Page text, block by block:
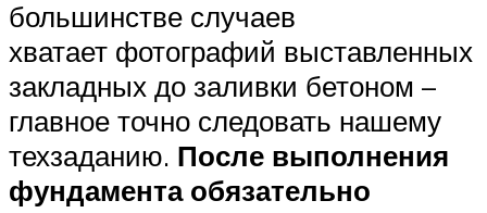
большинстве случаев
хватает фотографий выставленных
закладных до заливки бетоном –
главное точно следовать нашему
техзаданию. После выполнения
фундамента обязательно